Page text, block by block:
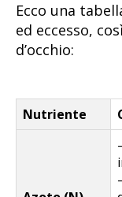
Ecco una
ed eccesso,
d’occhio:
Nutriente